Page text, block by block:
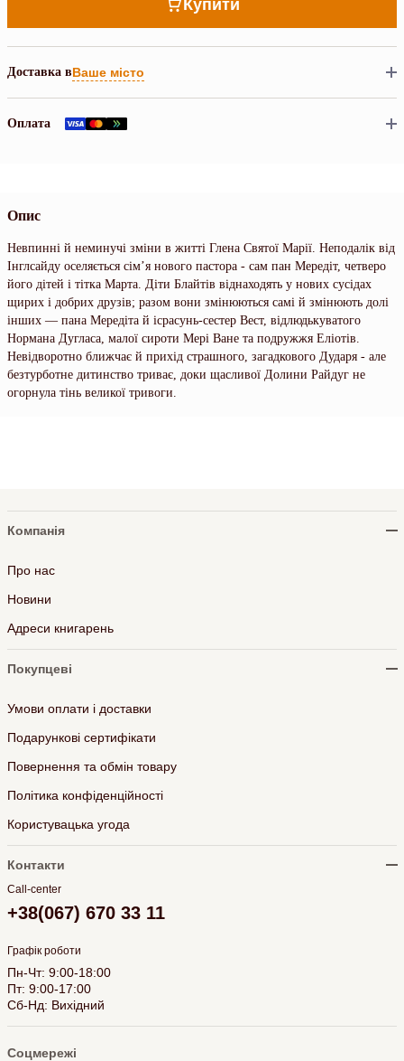
Купити
Доставка вВаше місто
Оплата
Опис
Невпинні й неминучі зміни в житті Глена Святої Марії. Неподалік від
Інглсайду оселяється сім’я нового пастора - сам пан Мередіт, четверо
його дітей і тітка Марта. Діти Блайтів віднаходять у нових сусідах
щирих і добрих друзів; разом вони змінюються самі й змінюють долі
інших — пана Мередіта й ісрасунь-сестер Вест, відлюдькуватого
Нормана Дугласа, малої сироти Мері Ване та подружжя Еліотів.
Невідворотно ближчає й прихід страшного, загадкового Дударя - але
безтурботне дитинство триває, доки щасливої Долини Райдуг не
огорнула тінь великої тривоги.
Компанія
Про нас
Новини
Адреси книгарень
Покупцеві
Умови оплати і доставки
Подарункові сертифікати
Повернення та обмін товару
Політика конфіденційності
Користувацька угода
Контакти
Call-center
+38(067) 670 33 11
Графік роботи
Пн-Чт: 9:00-18:00
Пт: 9:00-17:00
Сб-Нд: Вихідний
Соцмережі